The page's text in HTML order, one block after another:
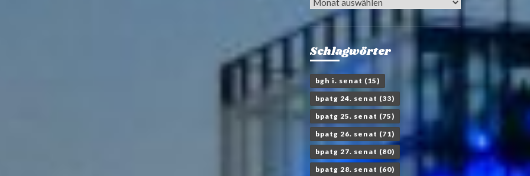
Schlagwörter
bgh i. senat (15)
bpatg 24. senat (33)
bpatg 25. senat (75)
bpatg 26. senat (71)
bpatg 27. senat (80)
bpatg 28. senat (60)